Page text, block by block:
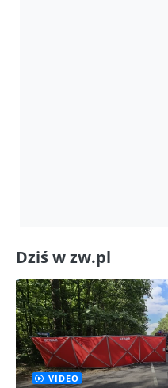
Dziś w zw.pl
VIDEO